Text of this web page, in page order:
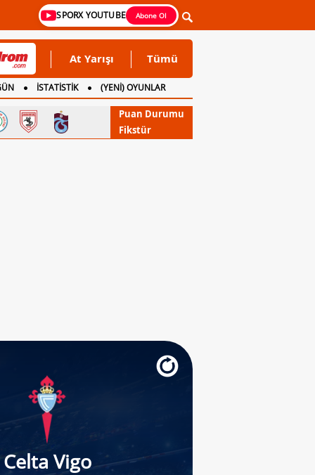
SPORX YOUTUBE Abone Ol
At Yarışı Tümü
İSTATİSTİK (YENİ) OYUNLAR
Puan Durumu
Fikstür
Celta Vigo